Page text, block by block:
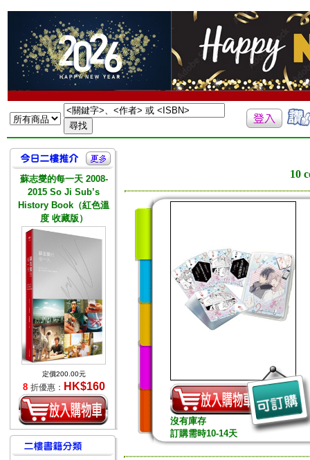
蘇志燮的每一天 2008-
2015 So Ji Sub’s
History Book（紅色溫
度 收藏版）
定價200.00元
8 折優惠： HK$160
10
沒有庫存
訂購需時10-14天